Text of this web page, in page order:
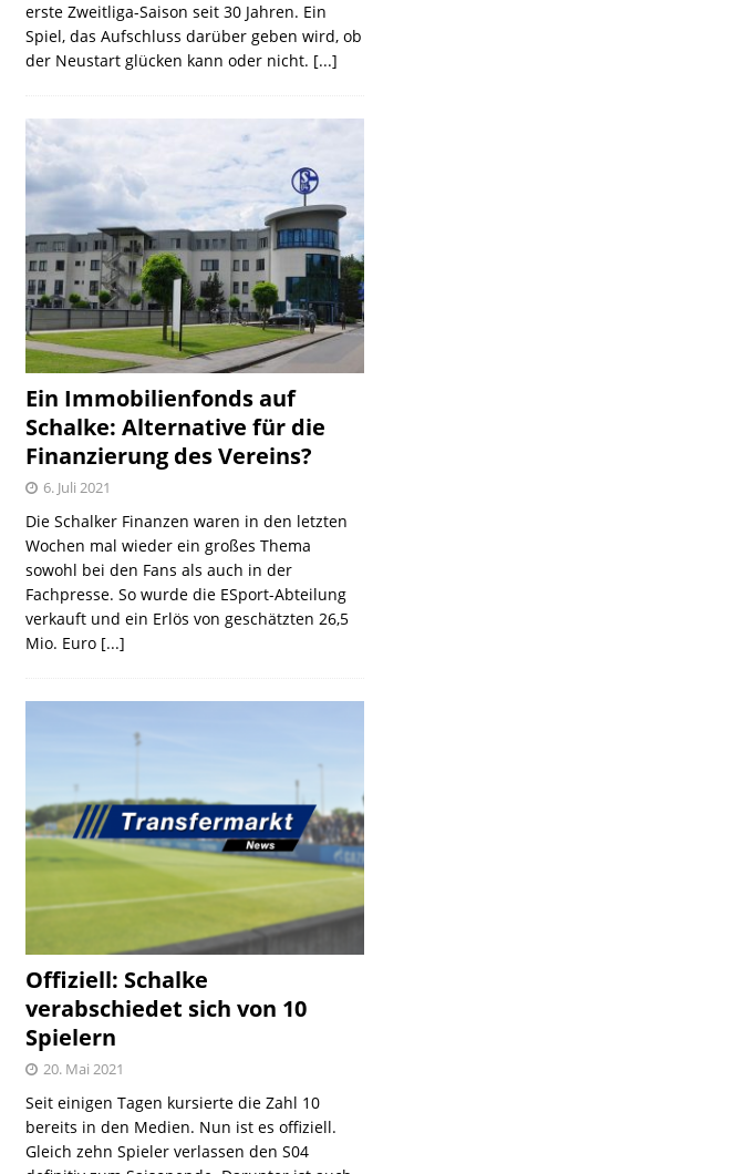
erste Zweitliga-Saison seit 30 Jahren. Ein
Spiel, das Aufschluss darüber geben wird, ob
der Neustart glücken kann oder nicht. [...]
Ein Immobilienfonds auf
Schalke: Alternative für die
Finanzierung des Vereins?
6. Juli 2021
Die Schalker Finanzen waren in den letzten
Wochen mal wieder ein großes Thema
sowohl bei den Fans als auch in der
Fachpresse. So wurde die ESport-Abteilung
verkauft und ein Erlös von geschätzten 26,5
Mio. Euro [...]
Offiziell: Schalke
verabschiedet sich von 10
Spielern
20. Mai 2021
Seit einigen Tagen kursierte die Zahl 10
bereits in den Medien. Nun ist es offiziell.
Gleich zehn Spieler verlassen den S04